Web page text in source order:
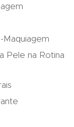
Pele na Rotina